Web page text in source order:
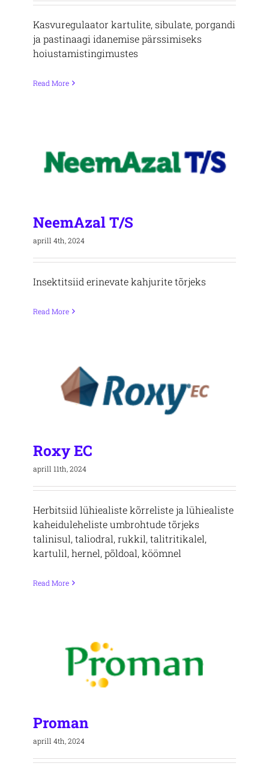
Kasvuregulaator kartulite, sibulate, porgandi
ja pastinaagi idanemise pärssimiseks
hoiustamistingimustes
Read More
NeemAzal T/S
aprill 4th, 2024
Insektitsiid erinevate kahjurite tõrjeks
Read More
Roxy EC
aprill 11th, 2024
Herbitsiid lühiealiste kõrreliste ja lühiealiste
kaheiduleheliste umbrohtude tõrjeks
talinisul, taliodral, rukkil, talitritikalel,
kartulil, hernel, põldoal, köömnel
Read More
Proman
aprill 4th, 2024